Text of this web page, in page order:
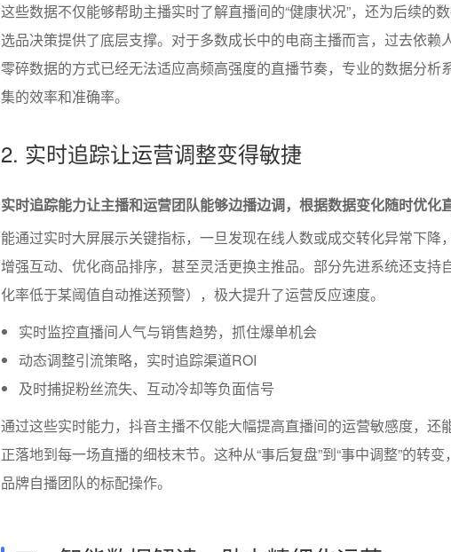
这些数据不仅能够帮助主播实时了解直播间的“健康状况”，还为后续的数
选品决策提供了底层支撑。对于多数成长中的电商主播而言，过去依赖
零碎数据的方式已经无法适应高频高强度的直播节奏，专业的数据分析
集的效率和准确率。
2. 实时追踪让运营调整变得敏捷
实时追踪能力让主播和运营团队能够边播边调，根据数据变化随时优化
能通过实时大屏展示关键指标，一旦发现在线人数或成交转化异常下降
增强互动、优化商品排序，甚至灵活更换主推品。部分先进系统还支持
化率低于某阈值自动推送预警），极大提升了运营反应速度。
实时监控直播间人气与销售趋势，抓住爆单机会
动态调整引流策略，实时追踪渠道ROI
及时捕捉粉丝流失、互动冷却等负面信号
通过这些实时能力，抖音主播不仅能大幅提高直播间的运营敏感度，还
正落地到每一场直播的细枝末节。这种从“事后复盘”到“事中调整”的转
品牌自播团队的标配操作。